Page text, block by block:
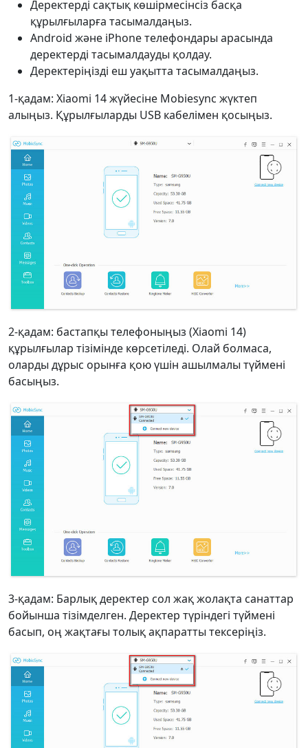
Деректерді сақтық көшірмесінсіз басқа
құрылғыларға тасымалдаңыз.
Android және iPhone телефондары арасында
деректерді тасымалдауды қолдау.
Деректеріңізді еш уақытта тасымалдаңыз.
1-қадам: Xiaomi 14 жүйесіне Mobiesync жүктеп
алыңыз. Құрылғыларды USB кабелімен қосыңыз.
2-қадам: бастапқы телефоныңыз (Xiaomi 14)
құрылғылар тізімінде көрсетіледі. Олай болмаса,
оларды дұрыс орынға қою үшін ашылмалы түймені
басыңыз.
3-қадам: Барлық деректер сол жақ жолақта санаттар
бойынша тізімделген. Деректер түріндегі түймені
басып, оң жақтағы толық ақпаратты тексеріңіз.